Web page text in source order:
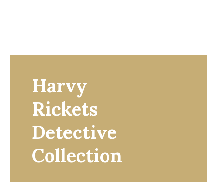
Harvy
Rickets
Detective
Collection